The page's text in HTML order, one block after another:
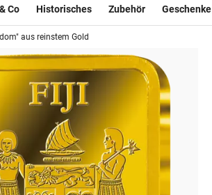
Co Historisches Zubehör Geschenke
aus reinstem Gold